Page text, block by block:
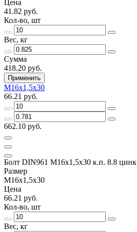
Цена
41.82 руб.
Кол-во, шт
Вес, кг
Сумма
418.20 руб.
Применить
М16х1,5х30
66.21 руб.
662.10 руб.
Болт DIN961 М16х1,5х30 к.п. 8.8 цинк
Размер
М16х1,5х30
Цена
66.21 руб.
Кол-во, шт
Вес, кг